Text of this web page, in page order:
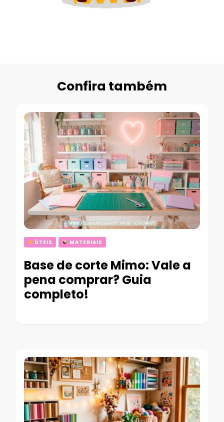
Confira também
ÚTEIS MATERIAIS
Base de corte Mimo: Vale a
pena comprar? Guia
completo!